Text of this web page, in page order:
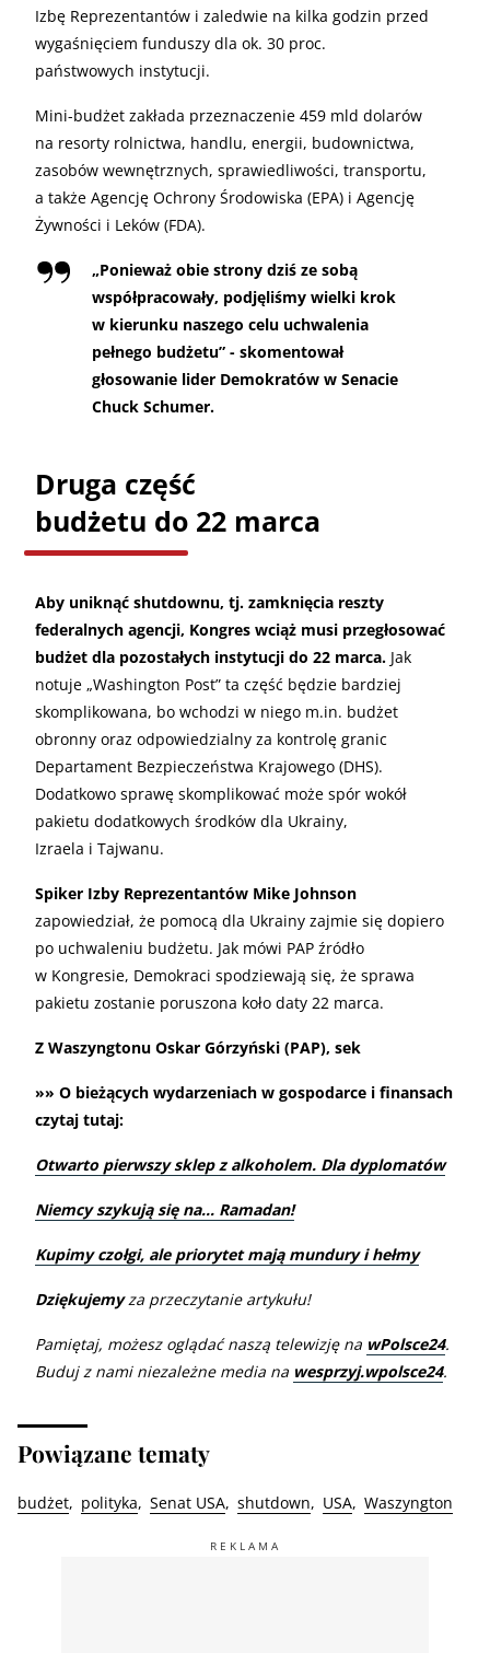
Izbę Reprezentantów i zaledwie na kilka godzin przed
wygaśnięciem funduszy dla ok. 30 proc.
państwowych instytucji.
Mini-budżet zakłada przeznaczenie 459 mld dolarów
na resorty rolnictwa, handlu, energii, budownictwa,
zasobów wewnętrznych, sprawiedliwości, transportu,
a także Agencję Ochrony Środowiska (EPA) i Agencję
Żywności i Leków (FDA).
„Ponieważ obie strony dziś ze sobą
współpracowały, podjęliśmy wielki krok
w kierunku naszego celu uchwalenia
pełnego budżetu” - skomentował
głosowanie lider Demokratów w Senacie
Chuck Schumer.
Druga część
budżetu do 22 marca
Aby uniknąć shutdownu, tj. zamknięcia reszty
federalnych agencji, Kongres wciąż musi przegłosować
budżet dla pozostałych instytucji do 22 marca. Jak
notuje „Washington Post” ta część będzie bardziej
skomplikowana, bo wchodzi w niego m.in. budżet
obronny oraz odpowiedzialny za kontrolę granic
Departament Bezpieczeństwa Krajowego (DHS).
Dodatkowo sprawę skomplikować może spór wokół
pakietu dodatkowych środków dla Ukrainy,
Izraela i Tajwanu.
Spiker Izby Reprezentantów Mike Johnson
zapowiedział, że pomocą dla Ukrainy zajmie się dopiero
po uchwaleniu budżetu. Jak mówi PAP źródło
w Kongresie, Demokraci spodziewają się, że sprawa
pakietu zostanie poruszona koło daty 22 marca.
Z Waszyngtonu Oskar Górzyński (PAP), sek
»» O bieżących wydarzeniach w gospodarce i finansach
czytaj tutaj:
Otwarto pierwszy sklep z alkoholem. Dla dyplomatów
Niemcy szykują się na… Ramadan!
Kupimy czołgi, ale priorytet mają mundury i hełmy
Dziękujemyza przeczytanie artykułu!
Pamiętaj, możesz oglądać naszą telewizję na wPolsce24.
Buduj z nami niezależne media na wesprzyj.wpolsce24.
Powiązane tematy
budżet polityka Senat USA shutdown USA Waszyngton